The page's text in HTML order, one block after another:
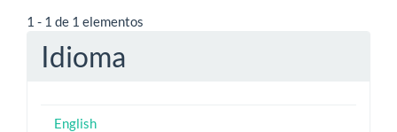
1 - 1 de 1 elementos
Idioma
English